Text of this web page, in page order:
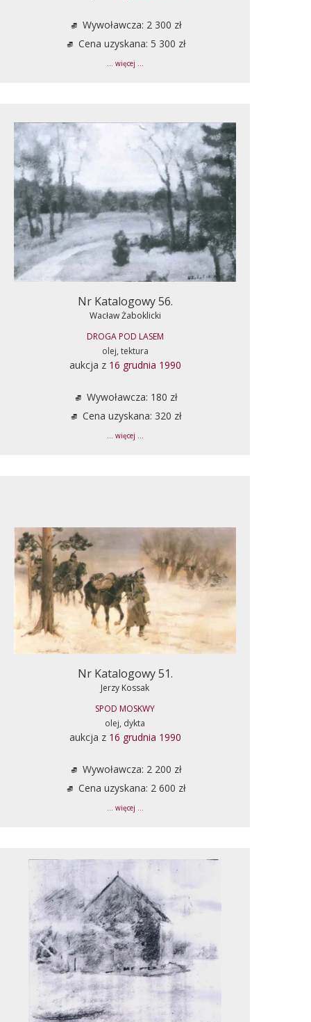
Wywoławcza: 2 300 zł
Cena uzyskana: 5 300 zł
... więcej ...
Nr Katalogowy 56.
Wacław Żaboklicki
DROGA POD LASEM
olej, tektura
aukcja z 16 grudnia 1990
Wywoławcza: 180 zł
Cena uzyskana: 320 zł
... więcej ...
Nr Katalogowy 51.
Jerzy Kossak
SPOD MOSKWY
olej, dykta
aukcja z 16 grudnia 1990
Wywoławcza: 2 200 zł
Cena uzyskana: 2 600 zł
... więcej ...